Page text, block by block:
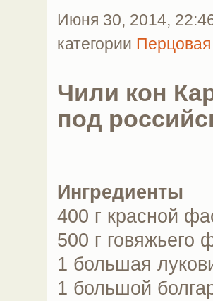
Июня 30, 2014,
категории Перцовая
Чили кон
под
Ингредиенты
400 г красной
500 г говяжьего
1 большая
1 большой